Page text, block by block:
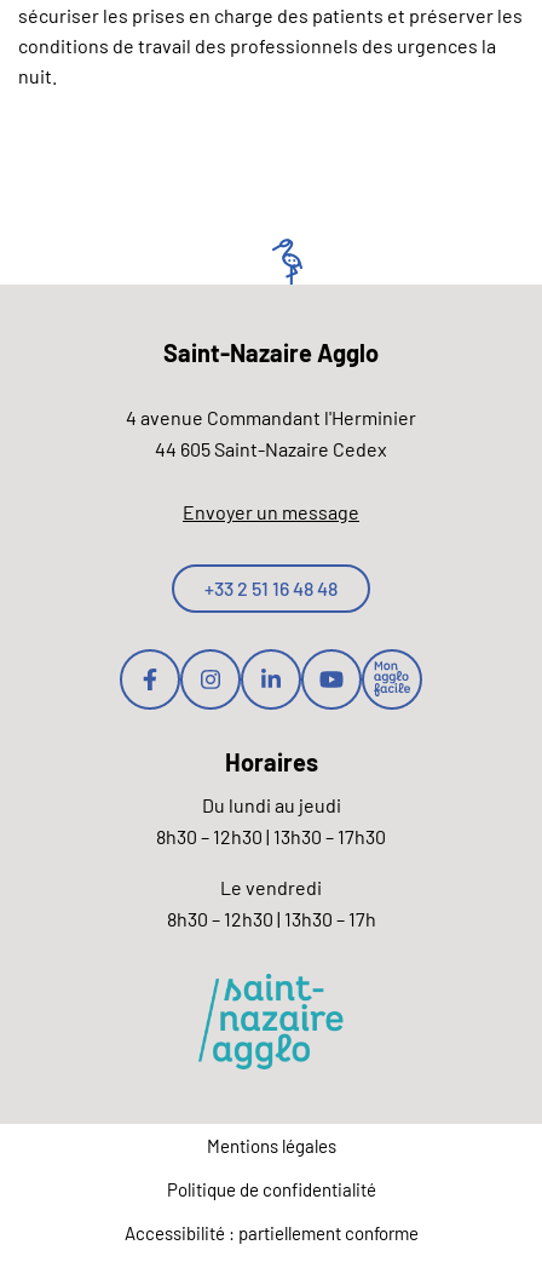
sécuriser les prises en charge des patients et préserver les
conditions de travail des professionnels des urgences la
nuit.
Saint-Nazaire Agglo
4 avenue Commandant l'Herminier
44 605 Saint-Nazaire Cedex
Envoyer un message
+33 2 51 16 48 48
Lien vers le compte Facebook
Lien vers le compte Instagram
Lien vers le compte
Lien vers la chaîne
Lien vers la
Horaires
Du lundi au jeudi
8h30 – 12h30 | 13h30 – 17h30
Le vendredi
8h30 – 12h30 | 13h30 – 17h
Mentions légales
Politique de confidentialité
Accessibilité : partiellement conforme